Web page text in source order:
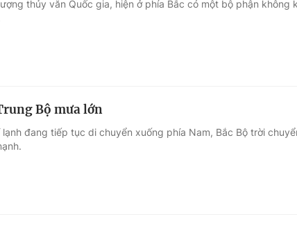
thủy văn Quốc gia, hiện ở phía Bắc có một bộ phận không
Bộ mưa lớn
đang tiếp tục di chuyển xuống phía Nam, Bắc Bộ trời